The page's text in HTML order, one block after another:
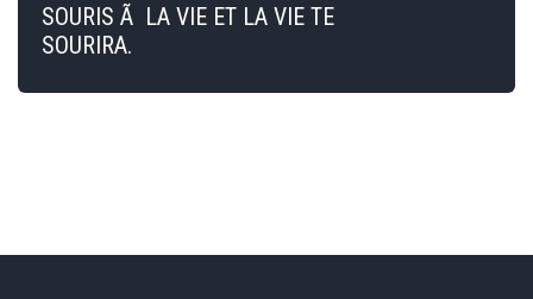
SOURIS Ã LA VIE ET LA VIE TE
SOURIRA.